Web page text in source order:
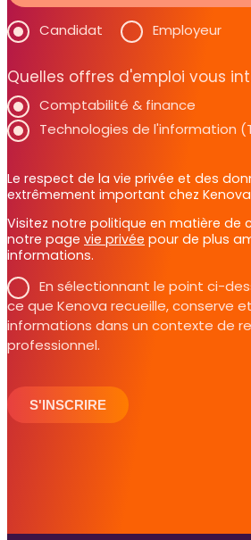
Candidat Employeur
Quelles offres d'emploi vous
Comptabilité & finance
Technologies de l'information
Le respect de la vie privée et des
extrêmement important chez
Visitez notre politique en matière de
notre page vie privée pour de plus
informations.
En sélectionnant le point ci-
ce que Kenova recueille, conserve
informations dans un contexte de
professionnel.
S'INSCRIRE